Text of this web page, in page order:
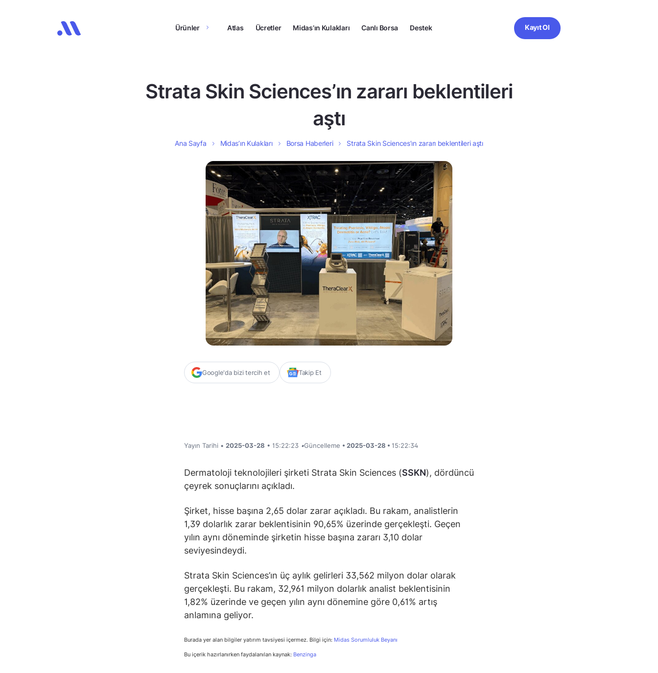
Ürünler Atlas Ücretler Midas’ın Kulakları Canlı Borsa Destek Kayıt Ol
Strata Skin Sciences’ın zararı beklentileri
aştı
Ana Sayfa Midas’ın Kulakları Borsa Haberleri Strata Skin Sciences’ın zararı beklentileri aştı
Google'da bizi tercih et Takip Et
Yayın Tarihi • 2025-03-28 • 15:22:23 •Güncelleme • 2025-03-28 • 15:22:34
Dermatoloji teknolojileri şirketi Strata Skin Sciences (SSKN), dördüncü
çeyrek sonuçlarını açıkladı.
Şirket, hisse başına 2,65 dolar zarar açıkladı. Bu rakam, analistlerin
1,39 dolarlık zarar beklentisinin 90,65% üzerinde gerçekleşti. Geçen
yılın aynı döneminde şirketin hisse başına zararı 3,10 dolar
seviyesindeydi.
Strata Skin Sciences’ın üç aylık gelirleri 33,562 milyon dolar olarak
gerçekleşti. Bu rakam, 32,961 milyon dolarlık analist beklentisinin
1,82% üzerinde ve geçen yılın aynı dönemine göre 0,61% artış
anlamına geliyor.
Burada yer alan bilgiler yatırım tavsiyesi içermez. Bilgi için: Midas Sorumluluk Beyanı
Bu içerik hazırlanırken faydalanılan kaynak: Benzinga